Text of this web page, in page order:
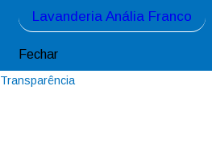
Lavanderia Anália Franco
Fechar
Transparência